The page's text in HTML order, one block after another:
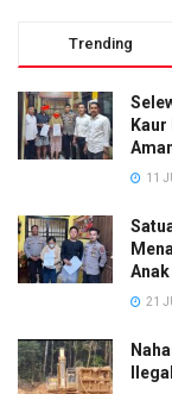
Trending
11
21